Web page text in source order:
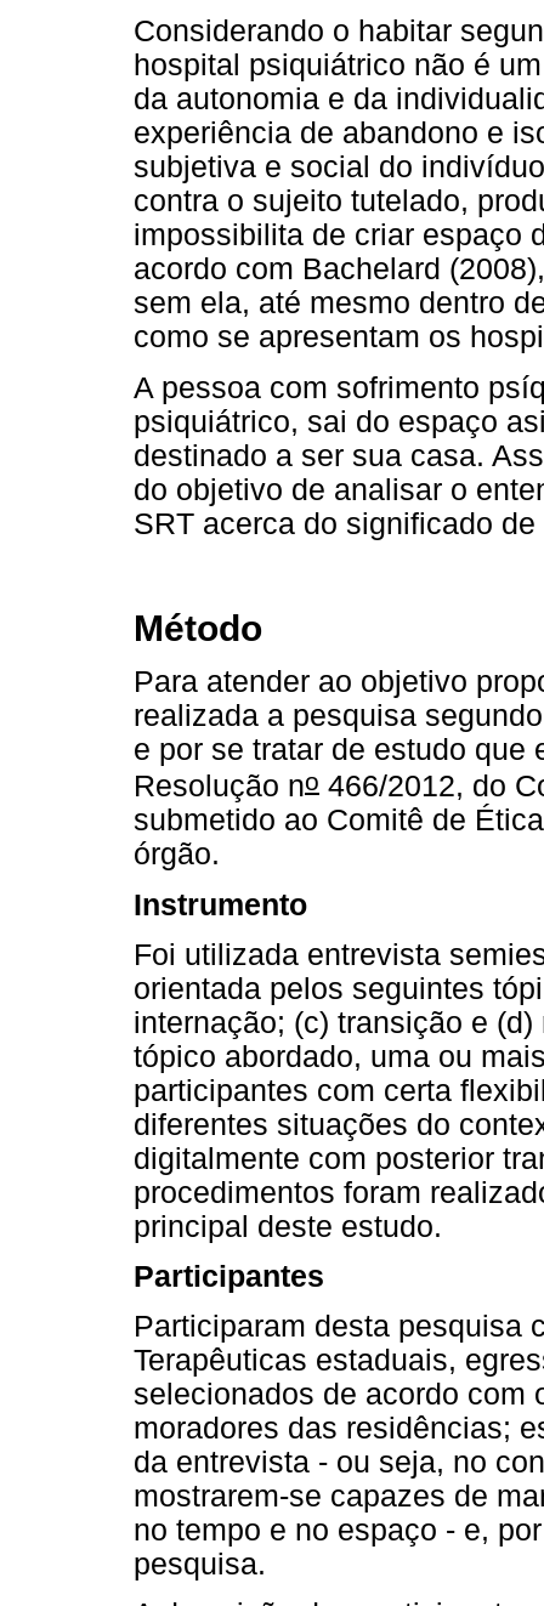
Considerando o habitar
hospital psiquiátrico não é
da autonomia e da
experiência de abandono e
subjetiva e social do
contra o sujeito tutelado,
impossibilita de criar espaço
acordo com Bachelard
sem ela, até mesmo dentro
como se apresentam os
A pessoa com sofrimento
psiquiátrico, sai do espaço
destinado a ser sua casa.
do objetivo de analisar o
SRT acerca do significado
Método
Para atender ao objetivo
realizada a pesquisa
e por se tratar de estudo que
Resolução no 466/2012, do
submetido ao Comitê de
órgão.
Instrumento
Foi utilizada entrevista
orientada pelos seguintes
internação; (c) transição e
tópico abordado, uma ou
participantes com certa
diferentes situações do
digitalmente com posterior
procedimentos foram
principal deste estudo.
Participantes
Participaram desta pesquisa
Terapêuticas estaduais,
selecionados de acordo com
moradores das residências;
da entrevista - ou seja, no
mostrarem-se capazes de
no tempo e no espaço - e,
pesquisa.